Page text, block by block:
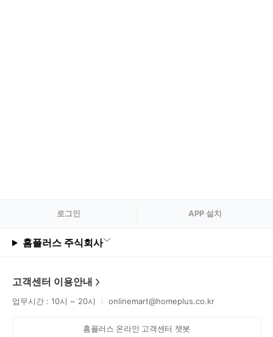
로그인 APP 설치
홈플러스 주식회사
고객센터 이용안내
업무시간 : 10시 ~ 20시 onlinemart@homeplus.co.kr
홈플러스 온라인 고객센터 챗봇